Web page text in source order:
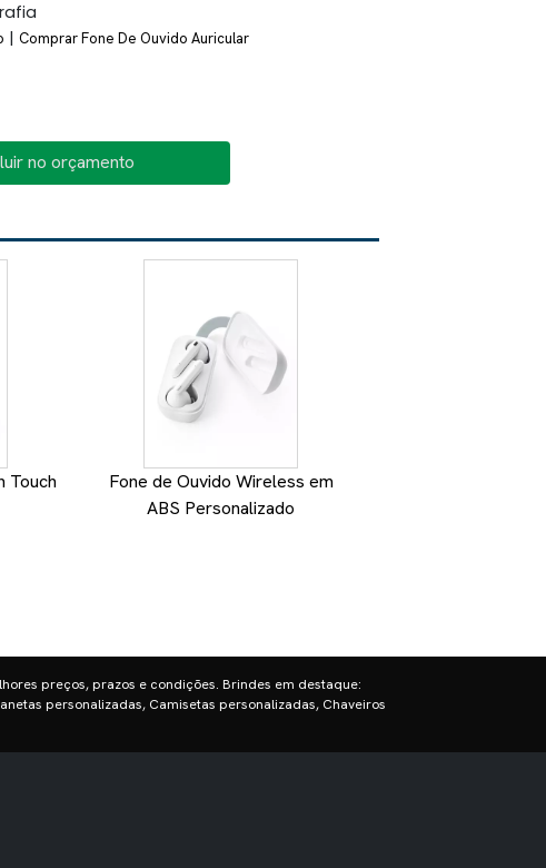
| Comprar Fone De Ouvido Auricular
no orçamento
Touch
Fone de Ouvido Wireless em
ABS Personalizado
preços, prazos e condições. Brindes em destaque:
personalizadas, Camisetas personalizadas, Chaveiros